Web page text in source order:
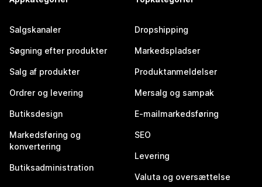
Salgskanaler
Søgning efter produkter
Salg af produkter
Ordrer og levering
Butiksdesign
Markedsføring og
konvertering
Butiksadministration
Dropshipping
Markedspladser
Produktanmeldelser
Mersalg og sampak
E-mailmarkedsføring
SEO
Levering
Valuta og oversættelse